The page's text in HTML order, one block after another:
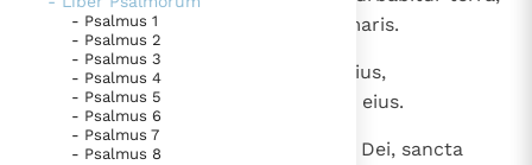
5. Het gebed van de Kerk
In Christus wordt onze honger vervuld
Leer de kostbare parel van Gods koninkrijk te
herkennen
Gods Koninkrijk groeit stilletjes door liefde, niet door
dwang
- Psalmus 1
- Psalmus 2
- Psalmus 3
- Psalmus 4
- Psalmus 5
- Psalmus 6
- Psalmus 7
- Psalmus 8
et transferentur montes in cor maris.
Fremant et intumescant aquae eius,
conturbentur montes in elatione eius.
Fluminis rivi laetificant civitatem Dei, sancta